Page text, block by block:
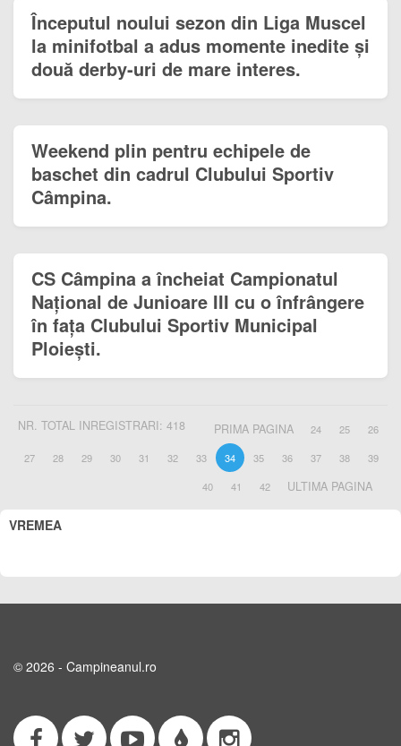
Începutul noului sezon din Liga Muscel
la minifotbal a adus momente inedite și
două derby-uri de mare interes.
Weekend plin pentru echipele de
baschet din cadrul Clubului Sportiv
Câmpina.
CS Câmpina a încheiat Campionatul
Național de Junioare III cu o înfrângere
în fața Clubului Sportiv Municipal
Ploiești.
NR. TOTAL INREGISTRARI: 418 PRIMA PAGINA 24 25
26
27
28 29 30 31 32 33 34 35 36 37 38
39
40
41 42 ULTIMA PAGINA
VREMEA
© 2026 - Campineanul.ro